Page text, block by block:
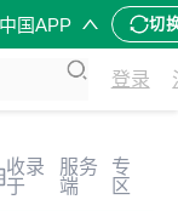
国APP 切
登录
收录
于
服务
端
专
区